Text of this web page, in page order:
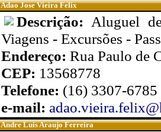
Adao Jose Vieira Felix
Descrição: Aluguel
Viagens - Excursões -
Endereço: Rua Paulo de
CEP: 13568778
Telefone: (16) 3307-
e-mail:
Andre Luis Araujo Ferreira